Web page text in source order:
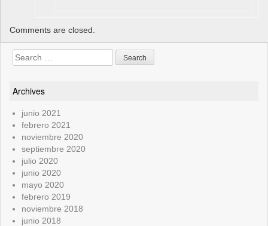
Comments are closed.
Search
for:
Archives
junio 2021
febrero 2021
noviembre 2020
septiembre 2020
julio 2020
junio 2020
mayo 2020
febrero 2019
noviembre 2018
junio 2018